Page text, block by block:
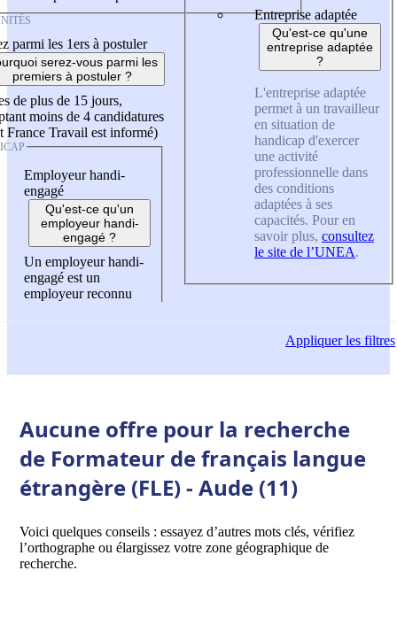
parmi les 1ers à postuler
serez-vous parmi les
premiers à postuler ?
de plus de 15 jours,
moins de 4 candidatures
France Travail est informé)
Employeur handi-
engagé
Qu'est-ce qu'un
employeur handi-
engagé ?
Un employeur handi-
engagé est un
employeur reconnu
Entreprise adaptée
Qu'est-ce qu'une
entreprise adaptée
?
L'entreprise adaptée
permet à un travailleur
en situation de
handicap d'exercer
une activité
professionnelle dans
des conditions
adaptées à ses
capacités. Pour en
savoir plus, consultez
le site de l’UNEA.
Appliquerles filtres
Aucune offre pour la recherche
de Formateur de français langue
étrangère (FLE) - Aude (11)
Voici quelques conseils : essayez d’autres mots clés, vérifiez
l’orthographe ou élargissez votre zone géographique de
recherche.